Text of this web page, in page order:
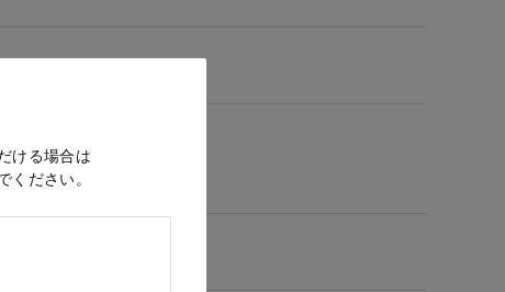
ける場合は
ださい。